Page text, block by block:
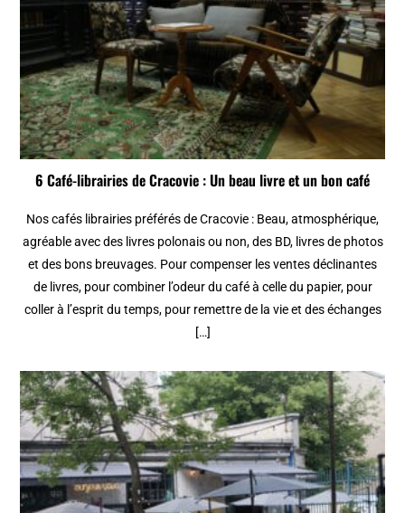
6 Café-librairies de Cracovie : Un beau livre et un bon café
Nos cafés librairies préférés de Cracovie : Beau, atmosphérique,
agréable avec des livres polonais ou non, des BD, livres de photos
et des bons breuvages. Pour compenser les ventes déclinantes
de livres, pour combiner l’odeur du café à celle du papier, pour
coller à l’esprit du temps, pour remettre de la vie et des échanges
[…]